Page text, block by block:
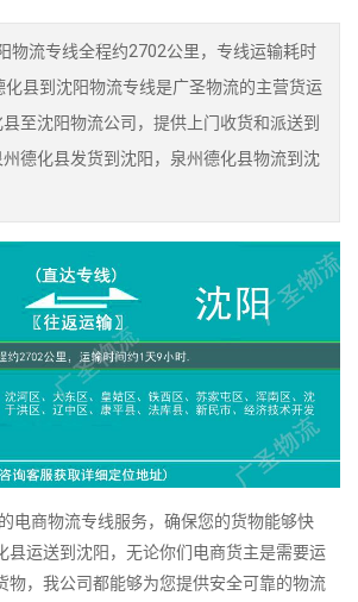
流专线全程约2702公里，专线运输耗时
县到沈阳物流专线是广圣物流的主营货运
至沈阳物流公司，提供上门收货和派送到
德化县发货到沈阳，泉州德化县物流到沈
商物流专线服务，确保您的货物能够快
县运送到沈阳，无论你们电商货主是需要运
物，我公司都能够为您提供安全可靠的物流